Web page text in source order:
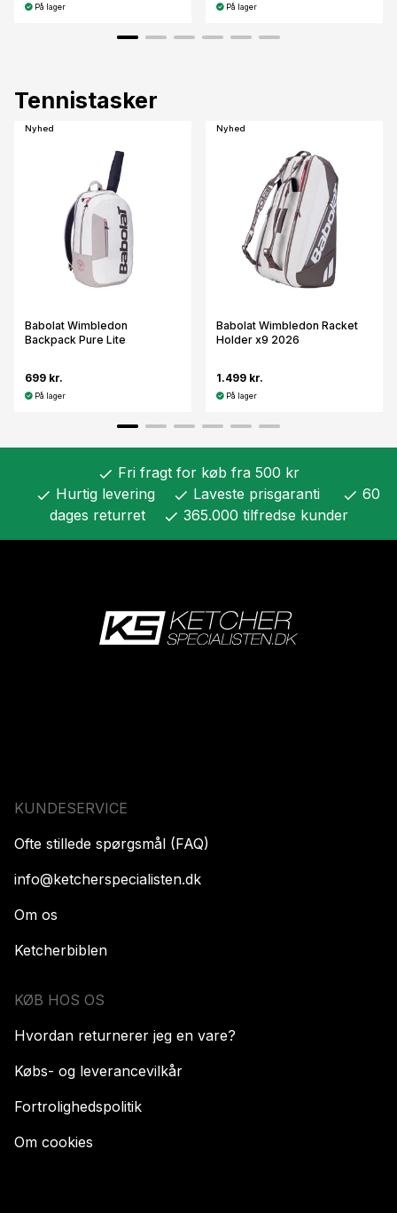
På lager På lager
Tennistasker
Nyhed
Babolat Wimbledon
Backpack Pure Lite
699 kr.
På lager
Nyhed
Babolat Wimbledon Racket
Holder x9 2026
1.499 kr.
På lager
check Fri fragt for køb fra 500 kr
check Hurtig levering check Laveste prisgaranti check 60
dages returret
check 365.000 tilfredse kunder
KUNDESERVICE
Ofte stillede spørgsmål (FAQ)
info@ketcherspecialisten.dk
Om os
Ketcherbiblen
KØB HOS OS
Hvordan returnerer jeg en vare?
Købs- og leverancevilkår
Fortrolighedspolitik
Om cookies